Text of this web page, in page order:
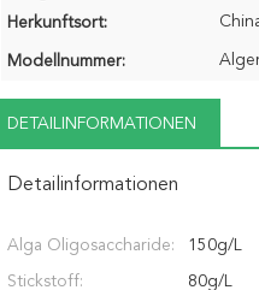
Herkunftsort:
Modellnummer:
DETAILINFORMATIONEN
Detailinformationen
Alga Oligosaccharide: 150g/L
Stickstoff: 80g/L